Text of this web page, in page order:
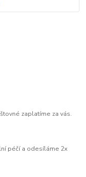
zaplatíme za vás.
péčí a odesíláme 2x